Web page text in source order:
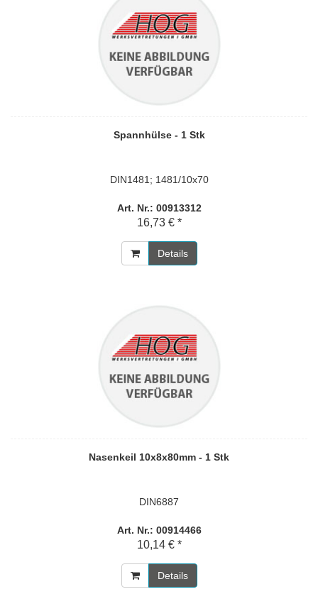
Spannhülse - 1 Stk
DIN1481; 1481/10x70
Art. Nr.: 00913312
16,73 € *
Details
Nasenkeil 10x8x80mm - 1 Stk
DIN6887
Art. Nr.: 00914466
10,14 € *
Details